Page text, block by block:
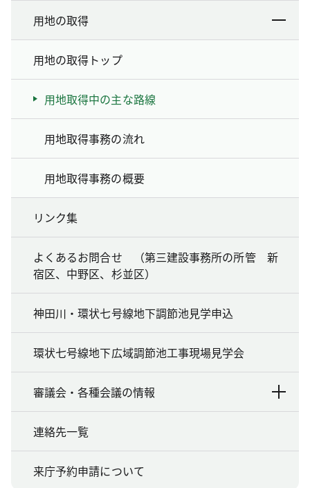
用地の取得
用地の取得トップ
用地取得中の主な路線
用地取得事務の流れ
用地取得事務の概要
リンク集
よくあるお問合せ （第三建設事務所の所管 新
宿区、中野区、杉並区）
神田川・環状七号線地下調節池見学申込
環状七号線地下広域調節池工事現場見学会
審議会・各種会議の情報
連絡先一覧
来庁予約申請について